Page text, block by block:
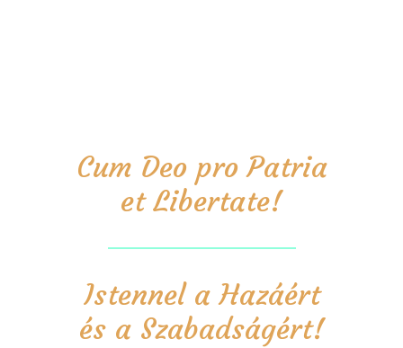
Cum Deo pro Patria
et Libertate!
Istennel a Hazáért
és a Szabadságért!